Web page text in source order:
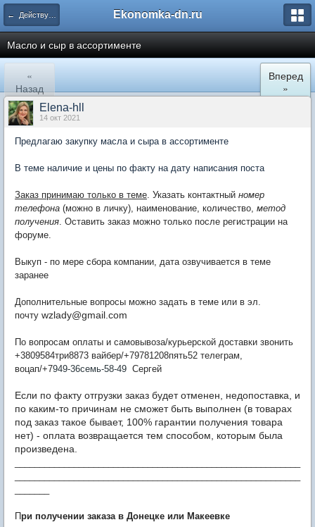
← Действующие закупки Ekonomka-dn.ru
Масло и сыр в ассортименте
«
Назад
Вперед
»
Elena-hll
14 окт 2021
Предлагаю закупку масла и сыра в ассортименте
В теме наличие и цены по факту на дату написания поста
Заказ принимаю только в теме. Указать контактный номер
телефона (можно в личку), наименование, количество, метод
получения. Оставить заказ можно только после регистрации на
форуме.
Выкуп - по мере сбора компании, дата озвучивается в теме
заранее
Дополнительные вопросы можно задать в теме или в эл.
почту wzlady@gmail.com
По вопросам оплаты и самовывоза/курьерской доставки звонить
+3809584три8873 вайбер/+79781208пять52 телеграм,
воцап/+7949-36семь-58-49 Сергей
Если по факту отгрузки заказ будет отменен, недопоставка, и
по каким-то причинам не сможет быть выполнен (в товарах
под заказ такое бывает, 100% гарантии получения товара
нет) - оплата возвращается тем способом, которым была
произведена.
При получении заказа в Донецке или Макеевке